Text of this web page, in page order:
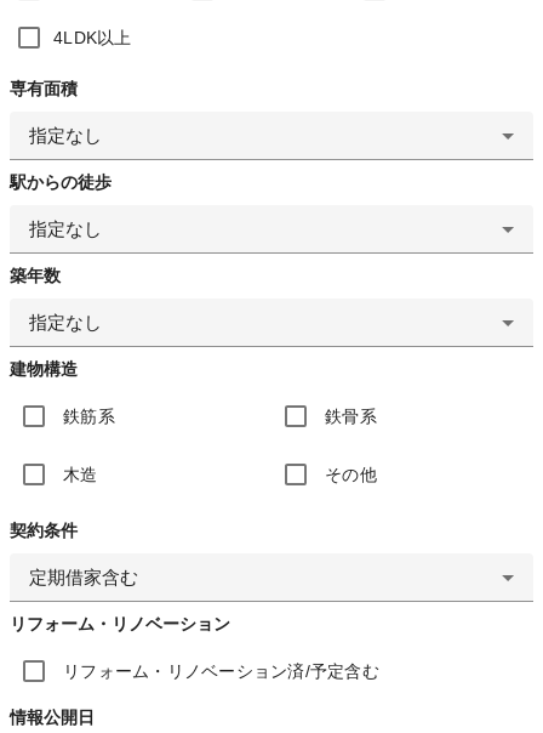
4LDK以上
専有面積
指定なし
駅からの徒歩
指定なし
築年数
指定なし
建物構造
鉄筋系 鉄骨系
木造 その他
契約条件
定期借家含む
リフォーム・リノベーション
リフォーム・リノベーション済/予定含む
情報公開日